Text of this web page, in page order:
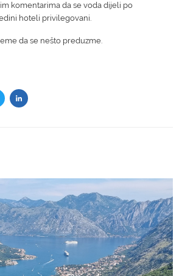
komentarima da se voda dijeli po
hoteli privilegovani.
da se nešto preduzme.